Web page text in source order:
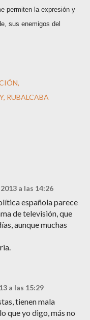
permiten la expresión y
sus enemigos del
RUBALCABA
a las 14:26
española parece
de televisión, que
aunque muchas
a las 15:29
tienen mala
que yo digo, más no